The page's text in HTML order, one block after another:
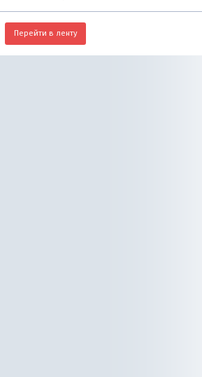
Перейти в ленту